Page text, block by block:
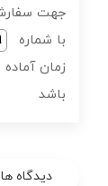
جهت
با شماره
زمان
باشد
دیدگاه ها